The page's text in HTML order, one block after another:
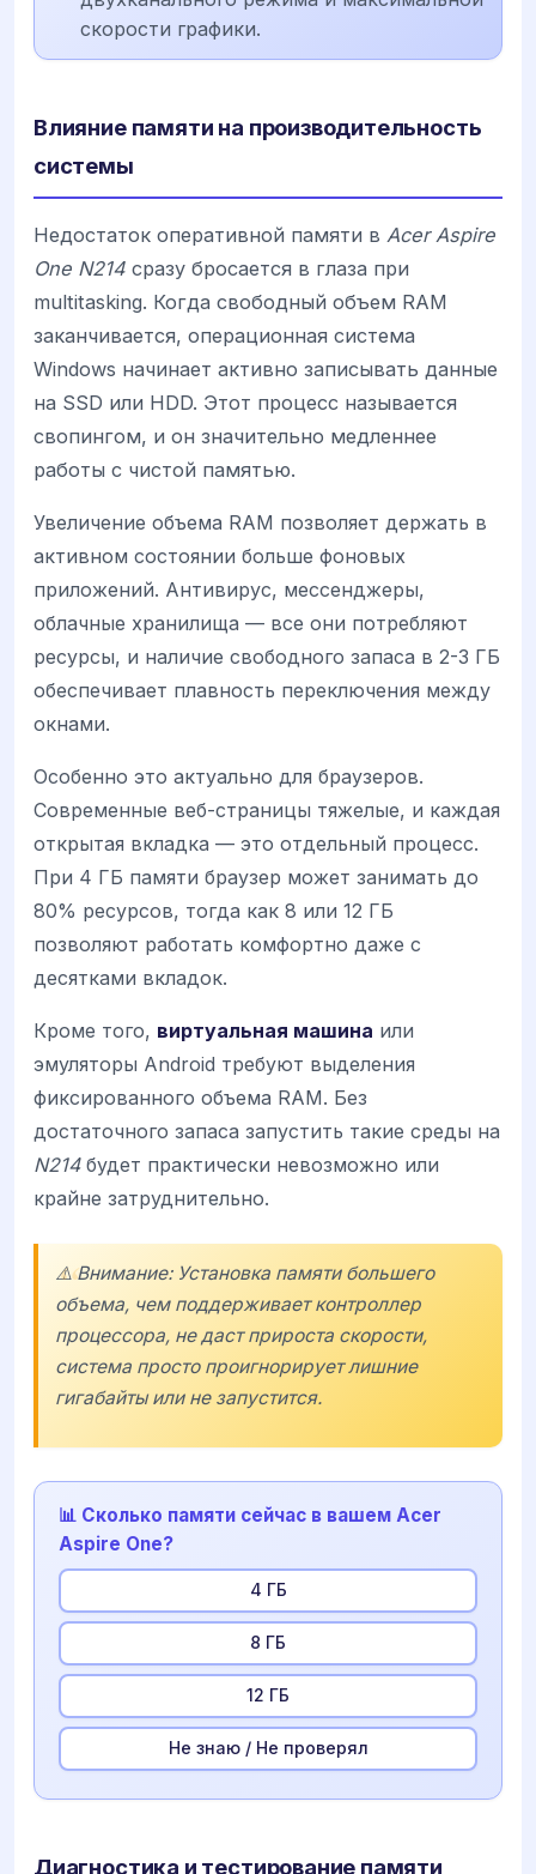
скорости графики.
Влияние памяти на производительность
системы
Недостаток оперативной памяти в Acer Aspire
One N214 сразу бросается в глаза при
multitasking. Когда свободный объем RAM
заканчивается, операционная система
Windows начинает активно записывать данные
на SSD или HDD. Этот процесс называется
свопингом, и он значительно медленнее
работы с чистой памятью.
Увеличение объема RAM позволяет держать в
активном состоянии больше фоновых
приложений. Антивирус, мессенджеры,
облачные хранилища — все они потребляют
ресурсы, и наличие свободного запаса в 2-3 ГБ
обеспечивает плавность переключения между
окнами.
Особенно это актуально для браузеров.
Современные веб-страницы тяжелые, и каждая
открытая вкладка — это отдельный процесс.
При 4 ГБ памяти браузер может занимать до
80% ресурсов, тогда как 8 или 12 ГБ
позволяют работать комфортно даже с
десятками вкладок.
Кроме того, виртуальная машина или
эмуляторы Android требуют выделения
фиксированного объема RAM. Без
достаточного запаса запустить такие среды на
N214будет практически невозможно или
крайне затруднительно.
⚠️ Внимание: Установка памяти большего
объема, чем поддерживает контроллер
процессора, не даст прироста скорости,
система просто проигнорирует лишние
гигабайты или не запустится.
📊 Сколько памяти сейчас в вашем Acer
Aspire One?
4 ГБ
8 ГБ
12 ГБ
Не знаю / Не проверял
Диагностика и тестирование памяти